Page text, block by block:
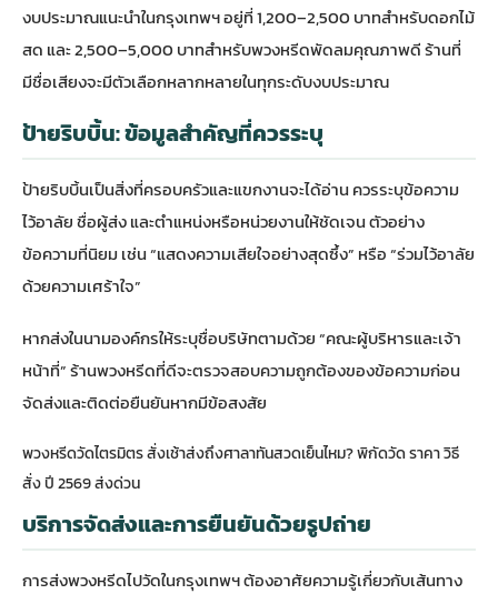
งบประมาณแนะนำในกรุงเทพฯ อยู่ที่ 1,200–2,500 บาทสำหรับดอกไม้
สด และ 2,500–5,000 บาทสำหรับพวงหรีดพัดลมคุณภาพดี ร้านที่
มีชื่อเสียงจะมีตัวเลือกหลากหลายในทุกระดับงบประมาณ
ป้ายริบบิ้น: ข้อมูลสำคัญที่ควรระบุ
ป้ายริบบิ้นเป็นสิ่งที่ครอบครัวและแขกงานจะได้อ่าน ควรระบุข้อความ
ไว้อาลัย ชื่อผู้ส่ง และตำแหน่งหรือหน่วยงานให้ชัดเจน ตัวอย่าง
ข้อความที่นิยม เช่น “แสดงความเสียใจอย่างสุดซึ้ง” หรือ “ร่วมไว้อาลัย
ด้วยความเศร้าใจ”
หากส่งในนามองค์กรให้ระบุชื่อบริษัทตามด้วย “คณะผู้บริหารและเจ้า
หน้าที่” ร้านพวงหรีดที่ดีจะตรวจสอบความถูกต้องของข้อความก่อน
จัดส่งและติดต่อยืนยันหากมีข้อสงสัย
พวงหรีดวัดไตรมิตร สั่งเช้าส่งถึงศาลาทันสวดเย็นไหม? พิกัดวัด ราคา วิธี
สั่ง ปี 2569 ส่งด่วน
บริการจัดส่งและการยืนยันด้วยรูปถ่าย
การส่งพวงหรีดไปวัดในกรุงเทพฯ ต้องอาศัยความรู้เกี่ยวกับเส้นทาง